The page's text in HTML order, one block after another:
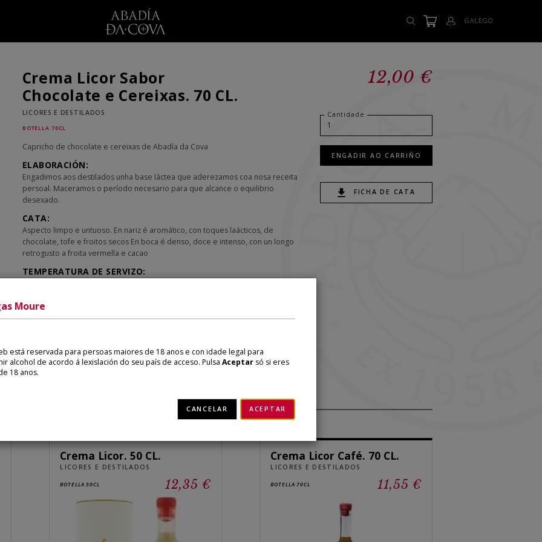
GALEGO
Crema Licor Sabor
Chocolate e Cereixas. 70 CL.
LICORES E DESTILADOS
BOTELLA 70CL
Capricho de chocolate e cereixas de Abadía da Cova
ELABORACIÓN:
Engadimos aos destilados unha base láctea que aderezamos coa nosa receita
persoal. Maceramos o período necesario para que alcance o equilibrio
desexado.
CATA:
Aspecto limpo e untuoso. En nariz é aromático, con toques laácticos, de
chocolate, tofe e froitos secos En boca é denso, doce e intenso, con un longo
retrogusto a froita vermella e cacao
TEMPERATURA DE SERVIZO:
GRAO:
12,00 €
Cantidade
ENGADIR AO CARRIÑO
FICHA DE CATA
Produtos relacionados
Crema Licor. 50 CL.
LICORES E DESTILADOS
BOTELLA 50CL 12,35 €
Crema Licor Café. 70 CL.
LICORES E DESTILADOS
BOTELLA 70CL 11,55 €
Moure
está reservada para persoas maiores de 18 anos e con idade legal para
alcohol de acordo á lexislación do seu país de acceso. Pulsa Aceptar só si eres
18 anos.
CANCELAR ACEPTAR